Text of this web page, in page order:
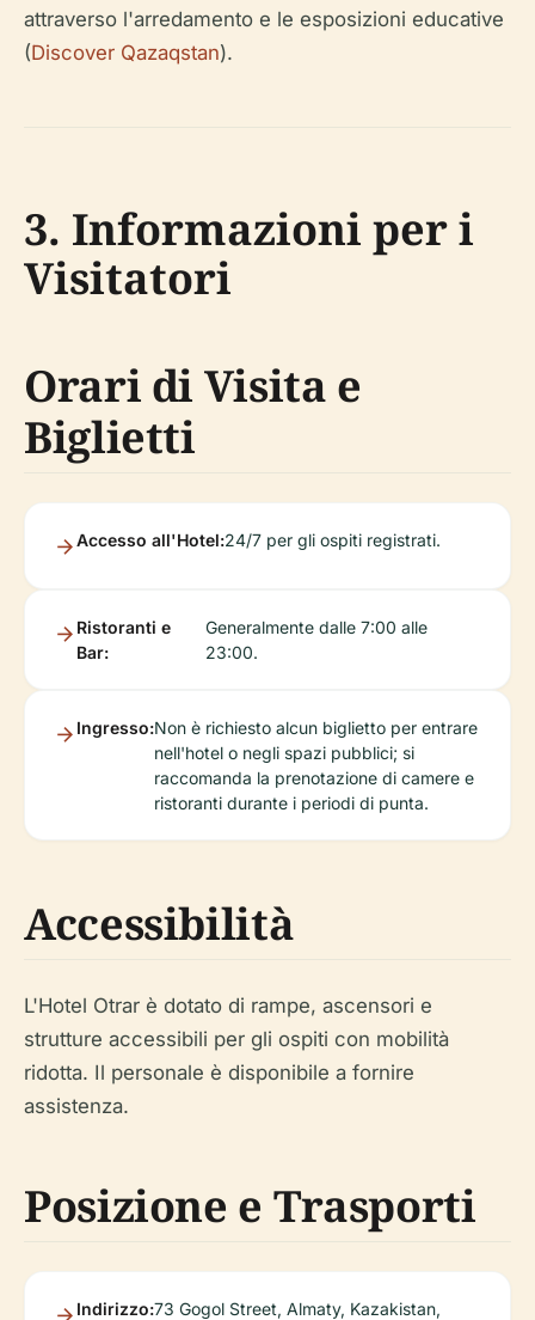
attraverso l'arredamento e le esposizioni educative
(Discover Qazaqstan).
3. Informazioni per i
Visitatori
Orari di Visita e
Biglietti
Accesso all'Hotel:24/7 per gli ospiti registrati.
Ristoranti e
Bar:
Generalmente dalle 7:00 alle
23:00.
Ingresso:Non è richiesto alcun biglietto per entrare
nell'hotel o negli spazi pubblici; si
raccomanda la prenotazione di camere e
ristoranti durante i periodi di punta.
Accessibilità
L'Hotel Otrar è dotato di rampe, ascensori e
strutture accessibili per gli ospiti con mobilità
ridotta. Il personale è disponibile a fornire
assistenza.
Posizione e Trasporti
Indirizzo:73 Gogol Street, Almaty, Kazakistan,